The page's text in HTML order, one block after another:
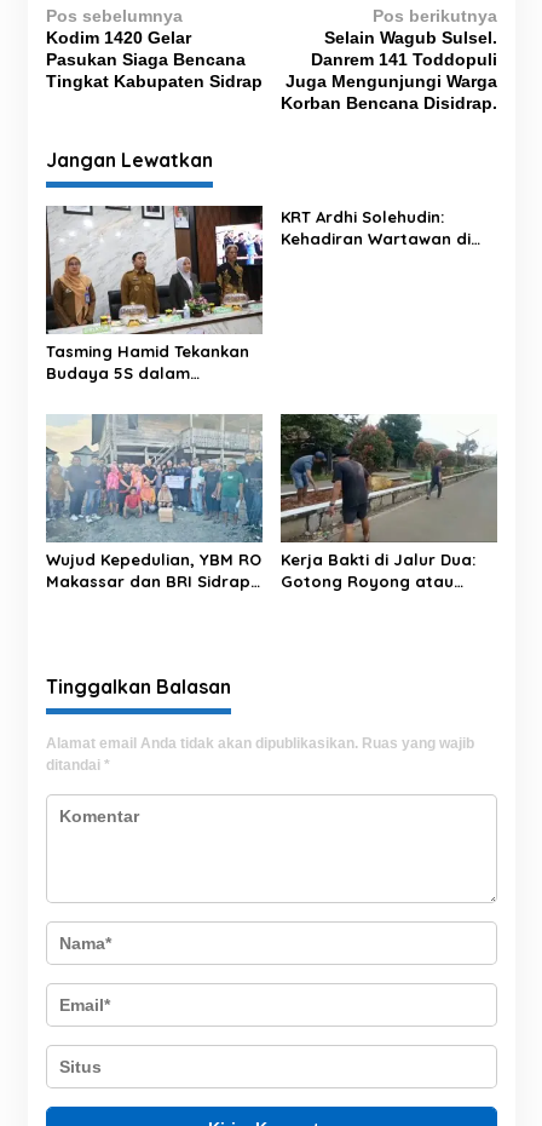
N
a
v
g
a
s
i
p
o
s
Pos sebelumnya
Kodim 1420 Gelar
Pasukan Siaga Bencana
Tingkat Kabupaten Sidrap
Pos berikutnya
Selain Wagub Sulsel.
Danrem 141 Toddopuli
Juga Mengunjungi Warga
Korban Bencana Disidrap.
Jangan Lewatkan
Tasming Hamid Tekankan
Budaya 5S dalam
Makkasau
KRT Ardhi Solehudin:
Kehadiran Wartawan di
Wujud Kepedulian, YBM RO
Makassar dan BRI Sidrap
Kerja Bakti di Jalur Dua:
Gotong Royong atau
Tinggalkan Balasan
Alamat email Anda tidak akan dipublikasikan. Ruas yang wajib
ditandai *